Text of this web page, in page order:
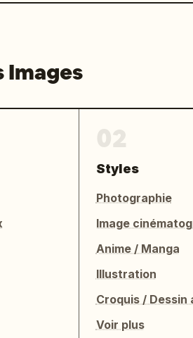
Images
Styles
Photographie
Anime / Manga
Illustration
Croquis / Dessin
Voir plus